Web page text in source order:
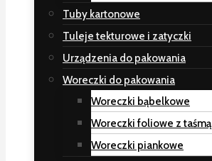
Tuby kartonowe
Tuleje tekturowe i zatyczki
Urządzenia do pakowania
Woreczki do pakowania
Woreczki bąbelkowe
Woreczki foliowe z taśmą
Woreczki piankowe